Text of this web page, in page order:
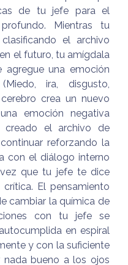
de tu jefe para el
Mientras tu
el archivo
el futuro, tu amígdala
una emoción
ira, disgusto,
crea un nuevo
emoción negativa
creado el archivo de
reforzando la
con el diálogo interno
que tu jefe te dice
El pensamiento
cambiar la química de
con tu jefe se
en espiral
y con la suficiente
nada bueno a los ojos